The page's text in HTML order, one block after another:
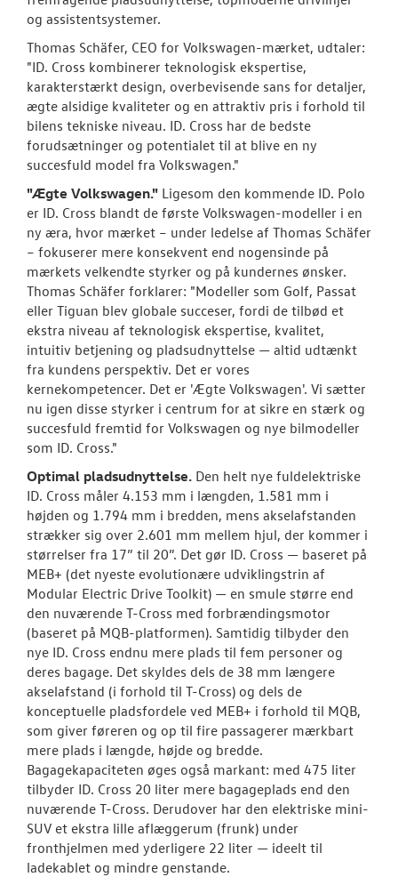
og assistentsystemer.
Thomas Schäfer, CEO for Volkswagen-mærket, udtaler:
"ID. Cross kombinerer teknologisk ekspertise,
karakterstærkt design, overbevisende sans for detaljer,
ægte alsidige kvaliteter og en attraktiv pris i forhold til
bilens tekniske niveau. ID. Cross har de bedste
forudsætninger og potentialet til at blive en ny
succesfuld model fra Volkswagen."
"Ægte Volkswagen." Ligesom den kommende ID. Polo
er ID. Cross blandt de første Volkswagen-modeller i en
ny æra, hvor mærket – under ledelse af Thomas Schäfer
– fokuserer mere konsekvent end nogensinde på
mærkets velkendte styrker og på kundernes ønsker.
Thomas Schäfer forklarer: "Modeller som Golf, Passat
eller Tiguan blev globale succeser, fordi de tilbød et
ekstra niveau af teknologisk ekspertise, kvalitet,
intuitiv betjening og pladsudnyttelse — altid udtænkt
fra kundens perspektiv. Det er vores
kernekompetencer. Det er 'Ægte Volkswagen'. Vi sætter
nu igen disse styrker i centrum for at sikre en stærk og
succesfuld fremtid for Volkswagen og nye bilmodeller
som ID. Cross."
Optimal pladsudnyttelse. Den helt nye fuldelektriske
ID. Cross måler 4.153 mm i længden, 1.581 mm i
højden og 1.794 mm i bredden, mens akselafstanden
strækker sig over 2.601 mm mellem hjul, der kommer i
størrelser fra 17” til 20”. Det gør ID. Cross — baseret på
MEB+ (det nyeste evolutionære udviklingstrin af
Modular Electric Drive Toolkit) — en smule større end
den nuværende T-Cross med forbrændingsmotor
(baseret på MQB-platformen). Samtidig tilbyder den
nye ID. Cross endnu mere plads til fem personer og
deres bagage. Det skyldes dels de 38 mm længere
akselafstand (i forhold til T-Cross) og dels de
konceptuelle pladsfordele ved MEB+ i forhold til MQB,
som giver føreren og op til fire passagerer mærkbart
mere plads i længde, højde og bredde.
Bagagekapaciteten øges også markant: med 475 liter
tilbyder ID. Cross 20 liter mere bagageplads end den
nuværende T-Cross. Derudover har den elektriske mini-
SUV et ekstra lille aflæggerum (frunk) under
fronthjelmen med yderligere 22 liter — ideelt til
ladekablet og mindre genstande.